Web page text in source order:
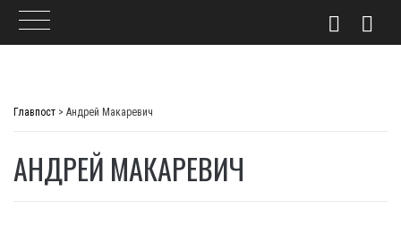
Главпост > Андрей Макаревич
АНДРЕЙ МАКАРЕВИЧ